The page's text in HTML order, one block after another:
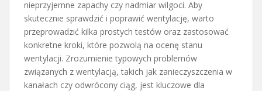
nieprzyjemne zapachy czy nadmiar wilgoci. Aby
skutecznie sprawdzić i poprawić wentylację, warto
przeprowadzić kilka prostych testów oraz zastosować
konkretne kroki, które pozwolą na ocenę stanu
wentylacji. Zrozumienie typowych problemów
związanych z wentylacją, takich jak zanieczyszczenia w
kanałach czy odwrócony ciąg, jest kluczowe dla